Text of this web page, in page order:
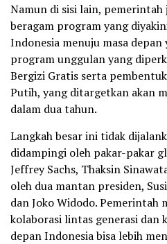
Namun di sisi lain,
beragam program yang
Indonesia menuju masa depan
program unggulan yang
Bergizi Gratis serta
Putih, yang ditargetkan akan
dalam dua tahun.
Langkah besar ini tidak
didampingi oleh pakar-pakar
Jeffrey Sachs, Thaksin
oleh dua mantan presiden,
dan Joko Widodo. Pemerintah
kolaborasi lintas generasi dan
depan Indonesia bisa lebih